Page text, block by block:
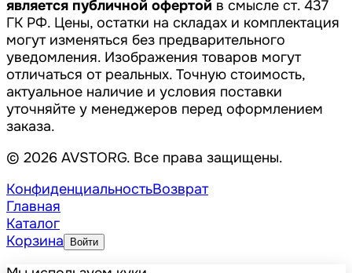
является публичной офертой в смысле ст. 437
ГК РФ. Цены, остатки на складах и комплектация
могут изменяться без предварительного
уведомления. Изображения товаров могут
отличаться от реальных. Точную стоимость,
актуальное наличие и условия поставки
уточняйте у менеджеров перед оформлением
заказа.
© 2026 AVSTORG. Все права защищены.
КонфиденциальностьВозврат
Главная
Каталог
Корзина
Войти